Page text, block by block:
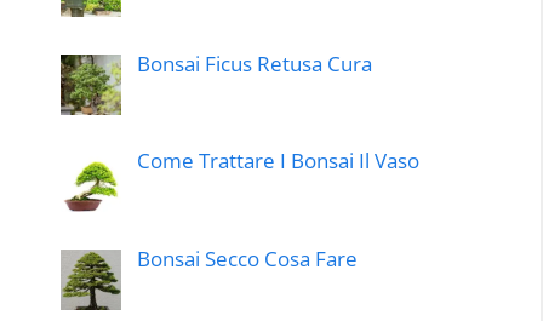
Bonsai Ficus Retusa Cura
Come Trattare I Bonsai Il Vaso
Bonsai Secco Cosa Fare